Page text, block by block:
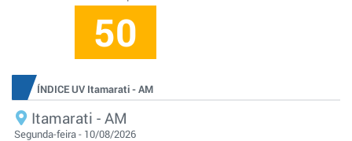
50
ÍNDICE UV Itamarati - AM
Itamarati - AM
Segunda-feira - 10/08/2026